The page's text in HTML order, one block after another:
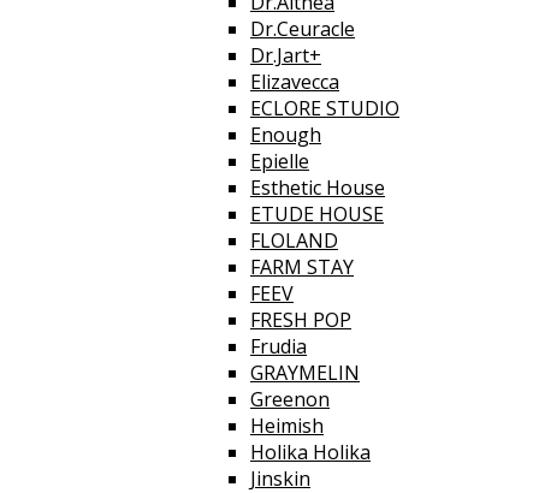
Dr.Ceuracle
Dr.Jart+
Elizavecca
ECLORE STUDIO
Enough
Epielle
Esthetic House
ETUDE HOUSE
FLOLAND
FARM STAY
FEEV
FRESH POP
Frudia
GRAYMELIN
Greenon
Heimish
Holika Holika
Jinskin